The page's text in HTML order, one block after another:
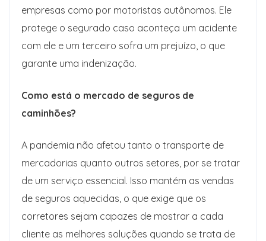
empresas como por motoristas autônomos. Ele
protege o segurado caso aconteça um acidente
com ele e um terceiro sofra um prejuízo, o que
garante uma indenização.
Como está o mercado de seguros de
caminhões?
A pandemia não afetou tanto o transporte de
mercadorias quanto outros setores, por se tratar
de um serviço essencial. Isso mantém as vendas
de seguros aquecidas, o que exige que os
corretores sejam capazes de mostrar a cada
cliente as melhores soluções quando se trata de